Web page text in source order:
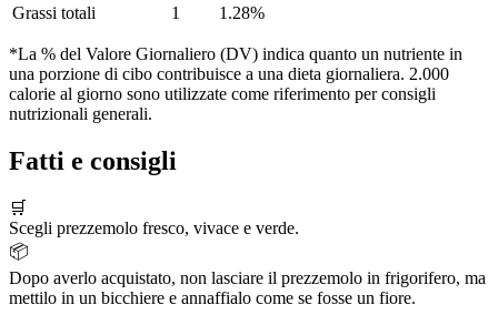
Grassi totali
1 1.28%
*La % del Valore Giornaliero (DV) indica quanto un nutriente in
una porzione di cibo contribuisce a una dieta giornaliera. 2.000
calorie al giorno sono utilizzate come riferimento per consigli
nutrizionali generali.
Fatti e consigli
🛒
Scegli prezzemolo fresco, vivace e verde.
📦
Dopo averlo acquistato, non lasciare il prezzemolo in frigorifero, ma
mettilo in un bicchiere e annaffialo come se fosse un fiore.